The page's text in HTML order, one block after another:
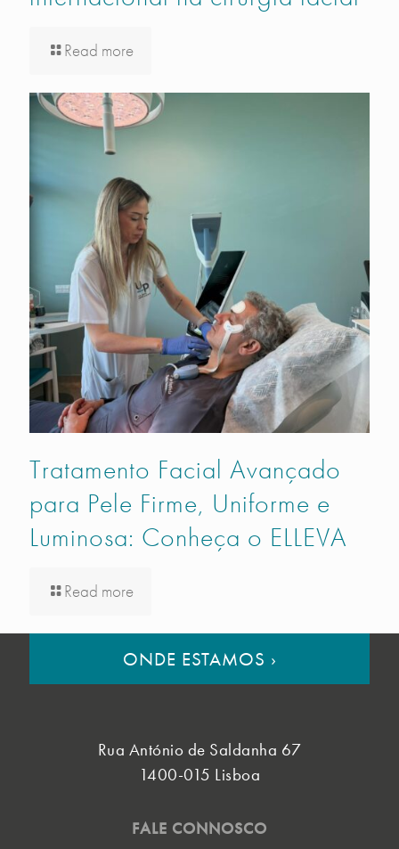
Read more
Tratamento Facial Avançado
para Pele Firme, Uniforme e
Luminosa: Conheça o ELLEVA
Read more
ONDE ESTAMOS ›
Rua António de Saldanha 67
1400-015 Lisboa
FALE CONNOSCO